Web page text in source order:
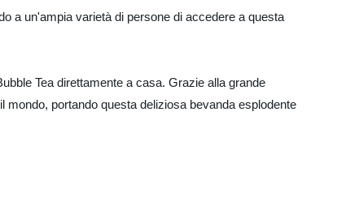
a un'ampia varietà di persone di accedere a questa
Tea direttamente a casa. Grazie alla grande
portando questa deliziosa bevanda esplodente